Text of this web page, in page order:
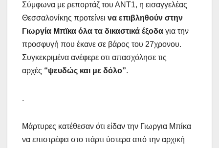
Σύμφωνα με ρεπορτάζ του ΑΝΤ1, η εισαγγελέας
Θεσσαλονίκης προτείνει να επιβληθούν στην
Γιωργία Μπϊκα όλα τα δικαστικά έξοδα για την
προσφυγή που έκανε σε βάρος του 27χρονου.
Συγκεκριμένα ανέφερε οτι απασχόλησε τις
αρχές “ψευδώς και με δόλο”.
.
Μάρτυρες κατέθεσαν ότι είδαν την Γιωργια Μπίκα
να επιστρέφει στο πάρτι ύστερα από την αρχική